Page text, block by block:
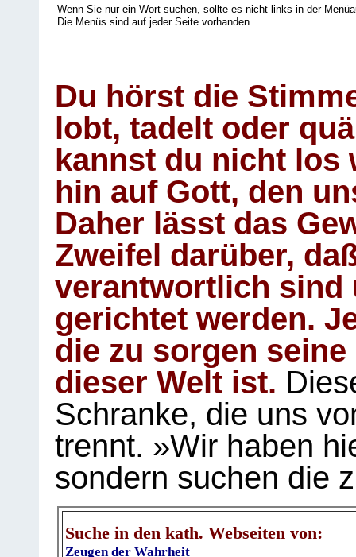
Wenn Sie nur ein Wort suchen, sollte es nicht links in der
Die Menüs sind auf jeder Seite vorhanden..
Du hörst die
lobt, tadelt oder
kannst du nicht los
hin auf Gott, den
Daher lässt das
Zweifel darüber,
verantwortlich sind
gerichtet werden.
die zu sorgen
dieser Welt ist.
Schranke, die uns
trennt. »Wir haben
sondern suchen die
Suche in den kath. Webseiten von:
Zeugen der Wahrheit